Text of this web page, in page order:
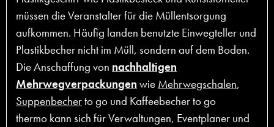
müssen die Veranstalter für die Müllentsorgung
aufkommen. Häufig landen benutzte Einwegteller und
Plastikbecher nicht im Müll, sondern auf dem Boden.
Die Anschaffung von nachhaltigen
Mehrwegverpackungen wie Mehrwegschalen,
Suppenbecherto go und Kaffeebecher to go
thermo kann sich für Verwaltungen, Eventplaner und